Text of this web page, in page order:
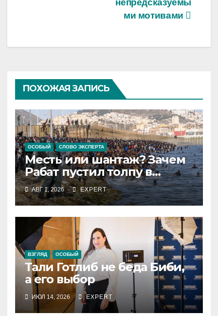
непредсказуемы
ми мотивами
ПОХОЖАЯ ЗАПИСЬ
ОСОБЫЙ СЛОВО ЭКСПЕРТА
Месть или шантаж? Зачем
Рабат пустил толпу в
испанский анклав
АВГ 1, 2026 EXPERT
ВЗГЛЯД ОСОБЫЙ
Тали Готлиб не беда Биби,
а его выбор
ИЮЛ 14, 2026 EXPERT